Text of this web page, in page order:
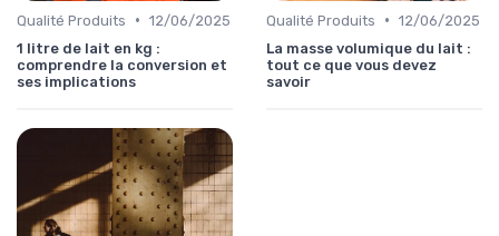
Qualité Produits • 12/06/2025
1 litre de lait en kg :
comprendre la conversion et
ses implications
Qualité Produits • 12/06/2025
La masse volumique du lait :
tout ce que vous devez
savoir